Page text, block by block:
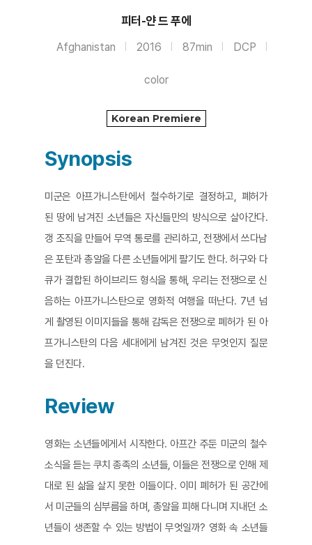
피터-얀 드 푸에
Afghanistan 2016 87min DCP
color
Korean Premiere
Synopsis
미군은 아프가니스탄에서 철수하기로 결정하고, 폐허가
된 땅에 남겨진 소년들은 자신들만의 방식으로 살아간다.
갱 조직을 만들어 무역 통로를 관리하고, 전쟁에서 쓰다남
은 포탄과 총알을 다른 소년들에게 팔기도 한다. 허구와 다
큐가 결합된 하이브리드 형식을 통해, 우리는 전쟁으로 신
음하는 아프가니스탄으로 영화적 여행을 떠난다. 7년 넘
게 촬영된 이미지들을 통해 감독은 전쟁으로 폐허가 된 아
프가니스탄의 다음 세대에게 남겨진 것은 무엇인지 질문
을 던진다.
Review
영화는 소년들에게서 시작한다. 아프간 주둔 미군의 철수
소식을 듣는 쿠치 종족의 소년들, 이들은 전쟁으로 인해 제
대로 된 삶을 살지 못한 이들이다. 이미 폐허가 된 공간에
서 미군들의 심부름을 하며, 총알을 피해 다니며 지내던 소
년들이 생존할 수 있는 방법이 무엇일까? 영화 속 소년들